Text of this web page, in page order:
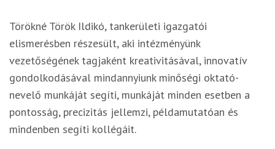
Törökné Török Ildikó, tankerületi igazgatói
elismerésben részesült, aki intézményünk
vezetőségének tagjaként kreativitásával, innovatív
gondolkodásával mindannyiunk minőségi oktató-
nevelő munkáját segíti, munkáját minden esetben a
pontosság, precizitás jellemzi, példamutatóan és
mindenben segíti kollégáit.